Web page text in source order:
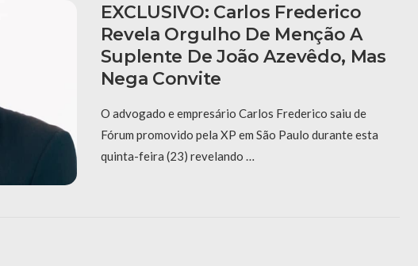
EXCLUSIVO: Carlos Frederico
Revela Orgulho De Menção A
Suplente De João Azevêdo, Mas
Nega Convite
O advogado e empresário Carlos Frederico saiu de
Fórum promovido pela XP em São Paulo durante esta
quinta-feira (23) revelando …